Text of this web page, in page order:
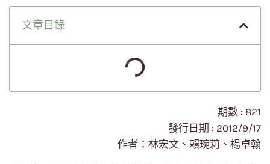
文章目錄
期數 : 821
發行日期 : 2012/9/17
作者：林宏文、賴琬莉、楊卓翰